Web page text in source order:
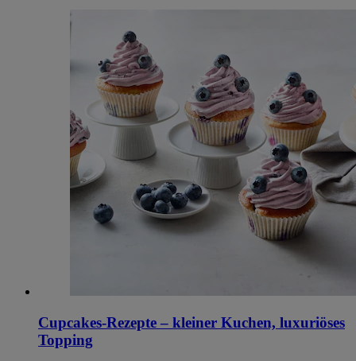
Cupcakes-Rezepte – kleiner Kuchen, luxuriöses
Topping